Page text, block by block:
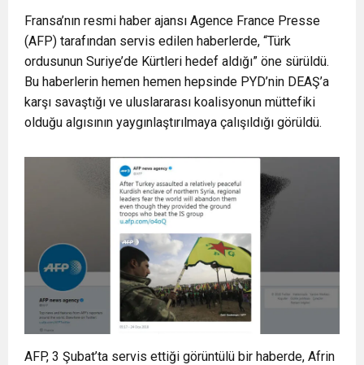
Fransa’nın resmi haber ajansı Agence France Presse
(AFP) tarafından servis edilen haberlerde, “Türk
ordusunun Suriye’de Kürtleri hedef aldığı” öne sürüldü.
Bu haberlerin hemen hemen hepsinde PYD’nin DEAŞ’a
karşı savaştığı ve uluslararası koalisyonun müttefiki
olduğu algısının yaygınlaştırılmaya çalışıldığı görüldü.
AFP, 3 Şubat’ta servis ettiği görüntülü bir haberde, Afrin